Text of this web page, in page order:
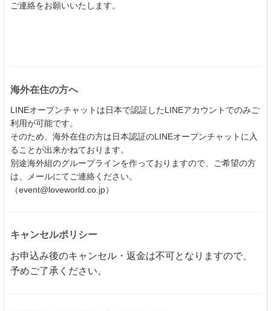
ご連絡をお願いいたします。
海外在住の方へ
LINEオープンチャットは日本で認証したLINEアカウントでのみご
利用が可能です。
そのため、海外在住の方は日本認証のLINEオープンチャットに入
ることが出来かねております。
別途海外組のグループラインを作っておりますので、ご希望の方
は、メールにてご連絡ください。
（event@loveworld.co.jp）
キャンセルポリシー
お申込み後のキャンセル・返金は不可となりますので、
予めご了承ください。